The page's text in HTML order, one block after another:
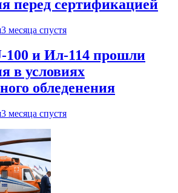
перед сертификацией
3 месяца спустя
100 и Ил-114 прошли
в условиях
обледенения
3 месяца спустя